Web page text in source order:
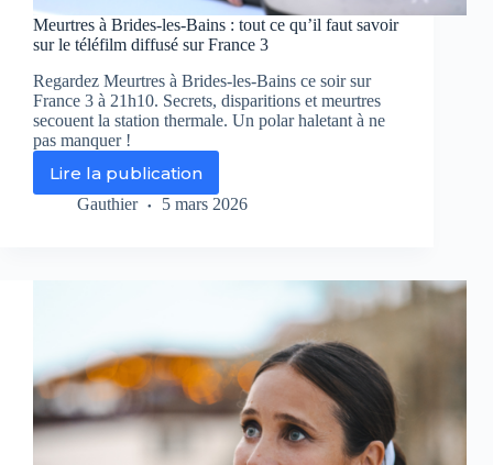
Meurtres à Brides-les-Bains : tout ce qu’il faut savoir
sur le téléfilm diffusé sur France 3
Regardez Meurtres à Brides-les-Bains ce soir sur
France 3 à 21h10. Secrets, disparitions et meurtres
secouent la station thermale. Un polar haletant à ne
pas manquer !
Lire la publication
Meurtres
à
qu’il
faut
savoir
sur
le
téléfilm
Gauthier 5 mars 2026